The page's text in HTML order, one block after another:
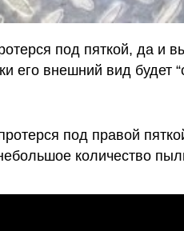
под пяткой, да и
его внешний вид будет
под правой
количество